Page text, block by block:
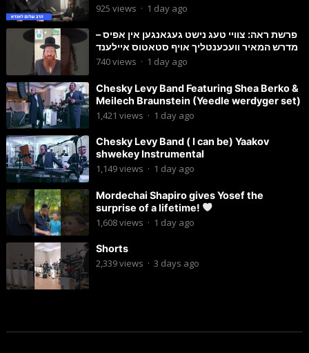
925 views · 1 day ago
פרשת ראה: צוויי טעג נישט געגאנגען אין אפיס –
מדרש המאיר וועכענטליך אויף סטאטוס איילענד
740views · 1 day ago
Chesky Levy Band Featuring Shea Berko &
Meilech Braunstein (Yeedle werdyger set)
1,421 views · 1 day ago
Chesky Levy Band ( I can be) Yaakov
shwekey Instrumental
1,149views · 1 day ago
Mordechai Shapiro gives Yosef the
surprise of a lifetime!
1,608views · 1 day ago
Shorts
2,339views · 3 days ago